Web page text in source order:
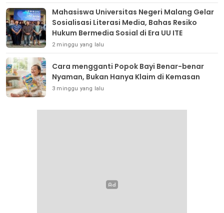
Mahasiswa Universitas Negeri Malang Gelar
Sosialisasi Literasi Media, Bahas Resiko
Hukum Bermedia Sosial di Era UU ITE
2 minggu yang lalu
Cara mengganti Popok Bayi Benar-benar
Nyaman, Bukan Hanya Klaim di Kemasan
3 minggu yang lalu